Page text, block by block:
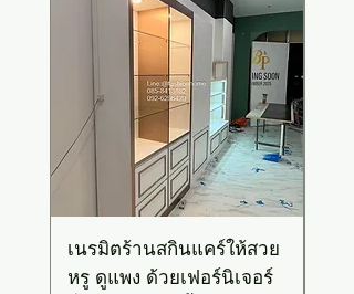
เนรมิตร้านสกินแคร์ให้สวย
หรู ดูแพง ด้วยเฟอร์นิเจอร์